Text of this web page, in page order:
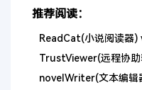
推荐阅读：
ReadCat(小说阅读器)
TrustViewer(远程协助
novelWriter(文本编辑